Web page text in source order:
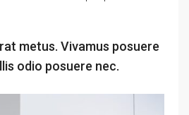
metus. Vivamus posuere
odio posuere nec.